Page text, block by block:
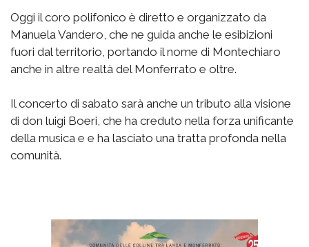
Oggi il coro polifonico è diretto e organizzato da
Manuela Vandero, che ne guida anche le esibizioni
fuori dal territorio, portando il nome di Montechiaro
anche in altre realtà del Monferrato e oltre.
Il concerto di sabato sarà anche un tributo alla visione
di don luigi Boeri, che ha creduto nella forza unificante
della musica e e ha lasciato una tratta profonda nella
comunità.